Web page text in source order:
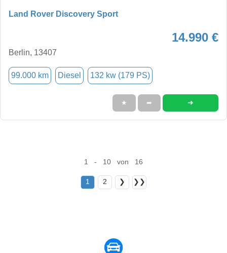
Land Rover Discovery Sport
14.990 €
Berlin, 13407
99.000 km Diesel 132 kw (179 PS)
★ ➦ ➜
1 - 10 von 16
1 2 ❯ ❯❯